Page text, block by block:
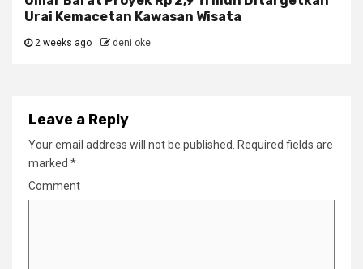
Urai Kemacetan Kawasan Wisata
2 weeks ago deni oke
Leave a Reply
Your email address will not be published. Required fields are
marked *
Comment